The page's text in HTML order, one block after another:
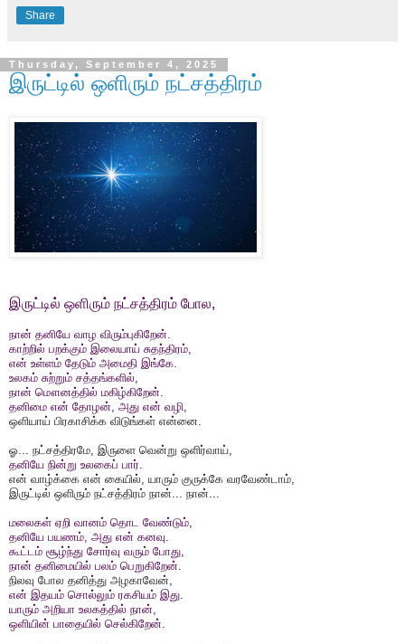
Share
Thursday, September 4, 2025
இருட்டில் ஒளிரும் நட்சத்திரம்
இருட்டில் ஒளிரும் நட்சத்திரம் போல,
நான் தனியே வாழ விரும்புகிறேன்.
காற்றில் பறக்கும் இலையாய் சுதந்திரம்,
என் உள்ளம் தேடும் அமைதி இங்கே.
உலகம் சுற்றும் சத்தங்களில்,
நான் மௌனத்தில் மகிழ்கிறேன்.
தனிமை என் தோழன், அது என் வழி,
ஒளியாய் பிரகாசிக்க விடுங்கள் என்னை.
ஓ... நட்சத்திரமே, இருளை வென்று ஒளிர்வாய்,
தனியே நின்று உலகைப் பார்.
என் வாழ்க்கை என் கையில், யாரும் குருக்கே வரவேண்டாம்,
இருட்டில் ஒளிரும் நட்சத்திரம் நான்... நான்...
மலைகள் ஏறி வானம் தொட வேண்டும்,
தனியே பயணம், அது என் கனவு.
கூட்டம் சூழ்ந்து சோர்வு வரும் போது,
நான் தனிமையில் பலம் பெறுகிறேன்.
நிலவு போல தனித்து அழகாவேன்,
என் இதயம் சொல்லும் ரகசியம் இது.
யாரும் அறியா உலகத்தில் நான்,
ஒளியின் பாதையில் செல்கிறேன்.